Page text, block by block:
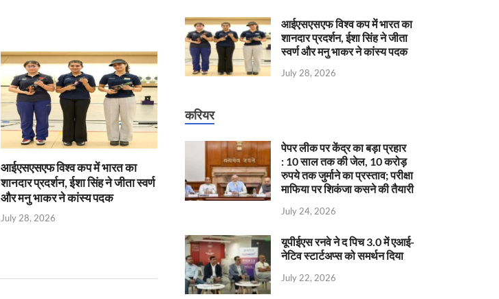
आईएसएसएफ विश्व कप में भारत का
शानदार प्रदर्शन, ईशा सिंह ने जीता स्वर्ण
और मनु भाकर ने कांस्य पदक
July 28, 2026
आईएसएसएफ विश्व कप में भारत का
शानदार प्रदर्शन, ईशा सिंह ने जीता
स्वर्ण और मनु भाकर ने कांस्य पदक
July 28, 2026
करियर
पेपर लीक पर केंद्र का बड़ा प्रहार
: 10 साल तक की जेल, 10 करोड़
रुपये तक जुर्माने का प्रस्ताव; परीक्षा
माफिया पर शिकंजा कसने की तैयारी
July 24, 2026
यूपीईएस रनवे ने द पिच 3.0 में एआई-
नेटिव स्टार्टअप्स को समर्थन दिया
July 22, 2026